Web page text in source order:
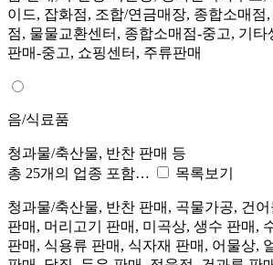
이드, 잡화점, 조합/연금매장, 종합소매점
점, 물물교환센터, 종합소매점-중고, 기타
판매-중고, 쇼핑센터, 주류판매
음/식료품
청과물/축산물, 반찬 판매 등
총 25개의 업종 포함…
목록보기
청과물/축산물, 반찬 판매, 곡물가공, 건
판매, 머리고기 판매, 미곡상, 생수 판매,
판매, 식용류 판매, 식자재 판매, 어물상,